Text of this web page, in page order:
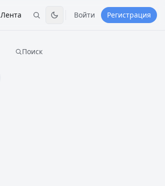
Лента Войти Регистрация
Поиск